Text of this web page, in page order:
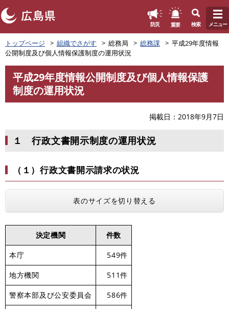
ペ
ー
ジ
の
で
防災 重要 検索 メニュー
トップページ 組織でさがす 総務局 総務課
平成29年度情報
公開制度及び個人情報保護制度の運用状況
平成29年度情報公開制度及び個人情報保護
制度の運用状況
掲載日 2018年9月7日
１ 行政文書開示制度の運用状況
（１）行政文書開示請求の状況
表のサイズを切り替える
決定機関 件数
本庁 549件
地方機関 511件
警察本部及び公安委員会 586件